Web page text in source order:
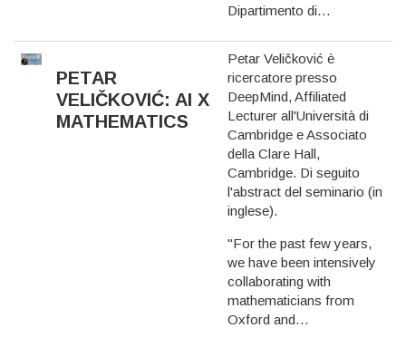
Dipartimento di…
PETAR
VELIČKOVIĆ: AI X
MATHEMATICS
Petar Veličković è
ricercatore presso
DeepMind, Affiliated
Lecturer all'Università di
Cambridge e Associato
della Clare Hall,
Cambridge. Di seguito
l'abstract del seminario (in
inglese).
"For the past few years,
we have been intensively
collaborating with
mathematicians from
Oxford and…